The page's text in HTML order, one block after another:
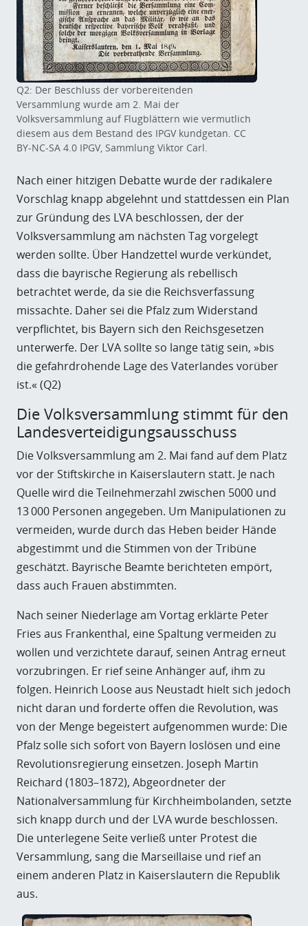
Q2: Der Beschluss der vorbereitenden
Versammlung wurde am 2. Mai der
Volksversammlung auf Flugblättern wie vermutlich
diesem aus dem Bestand des IPGV kundgetan. CC
BY-NC-SA 4.0 IPGV, Sammlung Viktor Carl.
Nach einer hitzigen Debatte wurde der radikalere
Vorschlag knapp abgelehnt und stattdessen ein Plan
zur Gründung des LVA beschlossen, der der
Volksversammlung am nächsten Tag vorgelegt
werden sollte. Über Handzettel wurde verkündet,
dass die bayrische Regierung als rebellisch
betrachtet werde, da sie die Reichsverfassung
missachte. Daher sei die Pfalz zum Widerstand
verpflichtet, bis Bayern sich den Reichsgesetzen
unterwerfe. Der LVA sollte so lange tätig sein, »bis
die gefahrdrohende Lage des Vaterlandes vorüber
ist.« (Q2)
Die Volksversammlung stimmt für den
Landesverteidigungsausschuss
Die Volksversammlung am 2. Mai fand auf dem Platz
vor der Stiftskirche in Kaiserslautern statt. Je nach
Quelle wird die Teilnehmerzahl zwischen 5000 und
13 000 Personen angegeben. Um Manipulationen zu
vermeiden, wurde durch das Heben beider Hände
abgestimmt und die Stimmen von der Tribüne
geschätzt. Bayrische Beamte berichteten empört,
dass auch Frauen abstimmten.
Nach seiner Niederlage am Vortag erklärte Peter
Fries aus Frankenthal, eine Spaltung vermeiden zu
wollen und verzichtete darauf, seinen Antrag erneut
vorzubringen. Er rief seine Anhänger auf, ihm zu
folgen. Heinrich Loose aus Neustadt hielt sich jedoch
nicht daran und forderte offen die Revolution, was
von der Menge begeistert aufgenommen wurde: Die
Pfalz solle sich sofort von Bayern loslösen und eine
Revolutionsregierung einsetzen. Joseph Martin
Reichard (1803–1872), Abgeordneter der
Nationalversammlung für Kirchheimbolanden, setzte
sich knapp durch und der LVA wurde beschlossen.
Die unterlegene Seite verließ unter Protest die
Versammlung, sang die Marseillaise und rief an
einem anderen Platz in Kaiserslautern die Republik
aus.